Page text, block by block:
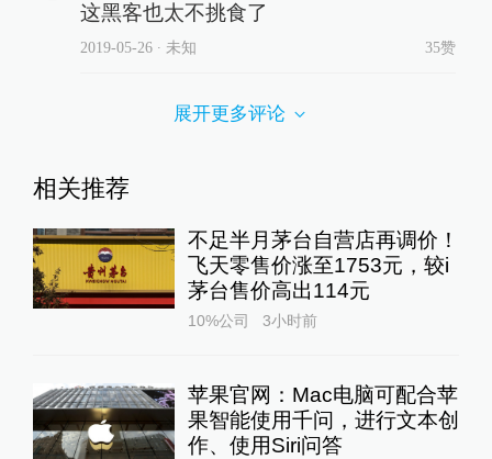
这黑客也太不挑食了
2019-05-26∙ 未知 35赞
展开更多评论
相关推荐
不足半月茅台自营店再调价！
飞天零售价涨至1753元，较i
茅台售价高出114元
10%公司 3小时前
苹果官网：Mac电脑可配合苹
果智能使用千问，进行文本创
作、使用Siri问答